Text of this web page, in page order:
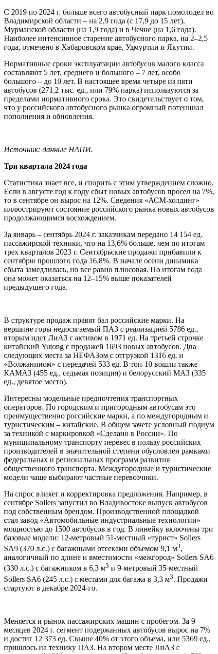
С 2019 по 2024 г. больше всего автобусный парк помолодел во
Владимирской области – на 2,9 года (с 17,9 до 15 лет),
Мурманской области (на 1,9 года) и в Чечне (на 1,6 года).
Наиболее интенсивное старение автобусного парка, на 2–2,5
года, отмечено в Хабаровском крае, Удмуртии и Якутии.
Нормативные сроки эксплуатации автобусов малого класса
составляют 5 лет, среднего и большого – 7 лет, особо
большого – до 10 лет. В настоящее время четыре из пяти
автобусов (271,2 тыс. ед., или 79% парка) используются за
пределами нормативного срока. Это свидетельствует о том,
что у российского автобусного рынка огромный потенциал
пополнения и обновления.
Источник: данные НАПИ.
Три квартала 2024 года
Статистика знает все, и спорить с этим утверждением сложно.
Если в августе год к году сбыт новых автобусов просел на 7%,
то в сентябре он вырос на 12%. Сведения «АСМ-холдинг»
иллюстрируют состояние российского рынка новых автобусов
продолжающимся восхождением.
За январь – сентябрь 2024 г. заказчикам передано 14 154 ед.
пассажирской техники, что на 13,6% больше, чем по итогам
трех кварталов 2023 г. Сентябрьские продажи прибавили к
сентябрю прошлого года 16,8%. В начале осени динамика
сбыта замедлилась, но все равно плюсовая. По итогам года
она может оказаться на 12–15% выше показателей
предыдущего года.
В структуре продаж правят бал российские марки. На
вершине горы недосягаемый ПАЗ с реализацией 5786 ед.,
вторым идет ЛиАЗ с активом в 1971 ед. На третьей строчке
китайский Yutong с продажей 1693 новых автобусов. Два
следующих места за НЕФАЗом с отгрузкой 1316 ед. и
«Волжанином» с передачей 533 ед. В топ-10 вошли также
КАМАЗ (455 ед., седьмая позиция) и белорусский МАЗ (335
ед., девятое место).
Интересны модельные предпочтения транспортных
операторов. По городским и пригородным автобусам это
преимущественно российские марки, а по междугородным и
туристическим – китайские. В общем зачете условный подиум
за техникой с маркировкой «Сделано в России». По
муниципальному транспорту перевес в пользу российских
производителей в значительной степени обусловлен рамками
федеральных и региональных программ развития
общественного транспорта. Междугородные и туристические
модели чаще выбирают частные перевозчики.
На спрос влияет и корректировка предложения. Например, в
сентябре Sollers запустил во Владивостоке выпуск автобусов
под собственным брендом. Производственной площадкой
стал завод «Автомобильные индустриальные технологии»
мощностью до 1500 автобусов в год. В линейку включены три
базовые модели: 12-метровый 51-местный «турист» Sollers
SA9 (370 л.с.) с багажными отсеками объемом 9,1 м3,
аналогичный по длине и вместимости «межгород» Sollers SA6
(330 л.с.) с багажником в 6,3 м3 и 9-метровый 35-местный
Sollers SA6 (245 л.с.) с местами для багажа в 3,3 м3. Продажи
стартуют в декабре 2024-го.
Меняется и рынок пассажирских машин с пробегом. За 9
месяцев 2024 г. сегмент подержанных автобусов вырос на 7%
и достиг 12 373 ед. Свыше 40% от этого объема, или 5369 ед.,
пришлось на технику ПАЗ. На втором месте ЛиАЗ с